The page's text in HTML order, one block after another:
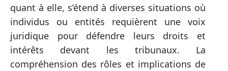
quant à elle, s’étend à diverses situations où
individus ou entités requièrent une voix
juridique pour défendre leurs droits et
intérêts devant les tribunaux. La
compréhension des rôles et implications de